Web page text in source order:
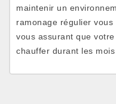
maintenir un
ramonage régulier
vous assurant que
chauffer durant les